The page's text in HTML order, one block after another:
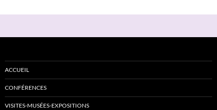
ACCUEIL
CONFÉRENCES
VISITES-MUSÉES-EXPOSITIONS